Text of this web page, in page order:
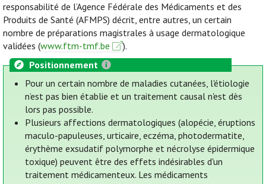
responsabilité de l’Agence Fédérale des Médicaments et des
Produits de Santé (AFMPS) décrit, entre autres, un certain
nombre de préparations magistrales à usage dermatologique
validées (www.ftm-tmf.be
).
Positionnement
Pour un certain nombre de maladies cutanées, l'étiologie
n’est pas bien établie et un traitement causal n'est dès
lors pas possible.
Plusieurs affections dermatologiques (alopécie, éruptions
maculo-papuleuses, urticaire, eczéma, photodermatite,
érythème exsudatif polymorphe et nécrolyse épidermique
toxique) peuvent être des effets indésirables d'un
traitement médicamenteux. Les médicaments